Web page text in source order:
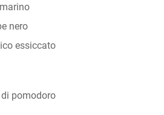
nero
essiccato
pomodoro